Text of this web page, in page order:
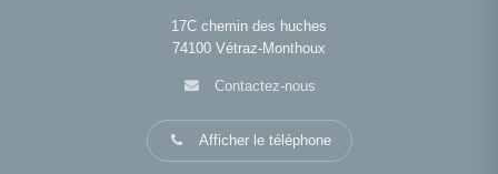
17C chemin des huches
74100 Vétraz-Monthoux
Contactez-nous
Afficher le téléphone